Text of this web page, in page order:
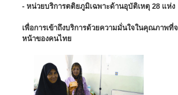
- หน่วยบริการตติยภูมิเฉพาะด้านอุบัติเหตุ 28 แห่ง
เพื่อการเข้าถึงบริการด้วยความมั่นใจในคุณภาพ
หน้าของคนไทย